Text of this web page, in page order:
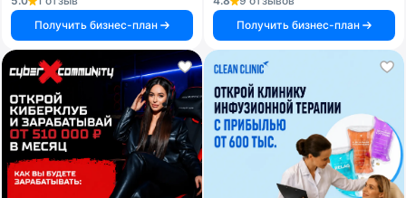
Получить бизнес-план
Получить бизнес-план